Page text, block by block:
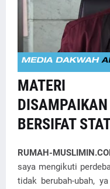
MATERI
BERSIFAT
RUMAH-
saya mengikuti
tidak berubah-ubah,